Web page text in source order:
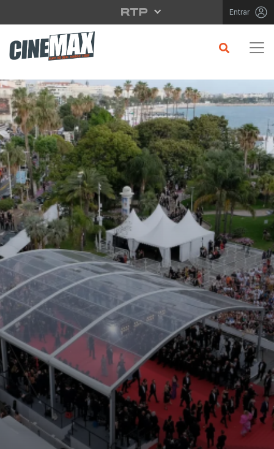
Saltar para o conteúdo principal Entrar